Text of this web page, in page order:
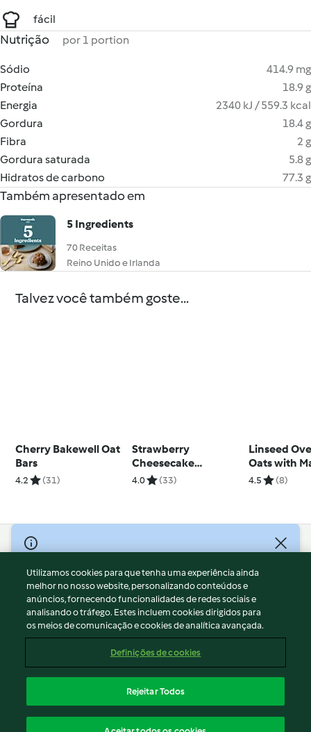
fácil
Nutrição por 1 portion
Sódio
414.9 mg
Proteína
18.9 g
Energia
2340 kJ / 559.3 kcal
Gordura
18.4 g
Fibra
2 g
Gordura saturada
5.8 g
Hidratos de carbono
77.3 g
Também apresentado em
5 Ingredients
70 Receitas
Reino Unido e Irlanda
Talvez você também goste...
Cherry Bakewell Oat
Bars
4.2 (31)
Strawberry
Cheesecake
Overnight Oats
4.0 (33)
Linseed
Oats with
Yoghurt
4.5 (8)
© Copyright 2026
Termos de Utilização
Aviso sobre Proteção de Dados
Aviso
Apoio legal
Conteúdo do relatório
Declaração de acessibilidade
Utilizamos cookies para que tenha uma experiência ainda
melhor no nosso website, personalizando conteúdos e
anúncios, fornecendo funcionalidades de redes sociais e
analisando o tráfego. Estes incluem cookies dirigidos para
os meios de comunicação e cookies de analítica avançada.
Definições de cookies
Rejeitar Todos